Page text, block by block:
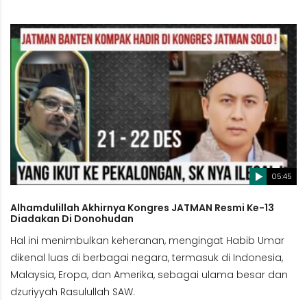
05:45
Alhamdulillah Akhirnya Kongres JATMAN Resmi Ke-13
Diadakan Di Donohudan
Hal ini menimbulkan keheranan, mengingat Habib Umar
dikenal luas di berbagai negara, termasuk di Indonesia,
Malaysia, Eropa, dan Amerika, sebagai ulama besar dan
dzuriyyah Rasulullah SAW.